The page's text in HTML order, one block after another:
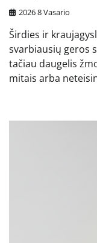
2026 8 Vasario
Širdies ir
svarbiausių geros
tačiau daugelis
mitais arba